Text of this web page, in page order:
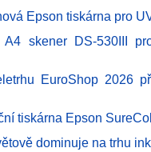
Epson tiskárna pro
A4 skener DS-530III
EuroShop 2026
tiskárna Epson
dominuje na trhu